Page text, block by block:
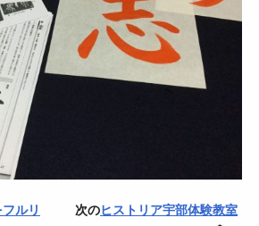
ルリ
次のヒストリア宇部体験教室